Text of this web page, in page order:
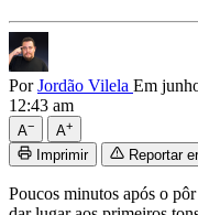
PorJordão Vilela Em
12:43 am
A− A+
Imprimir Reportar
Poucos minutos após o